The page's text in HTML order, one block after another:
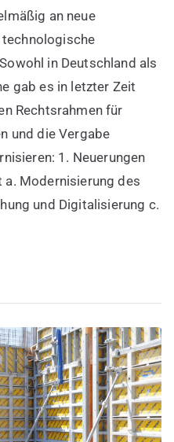
an neue
in Deutschland als
gab es in letzter Zeit
Rechtsrahmen für
und die Vergabe
1. Neuerungen
Modernisierung des
und Digitalisierung c.